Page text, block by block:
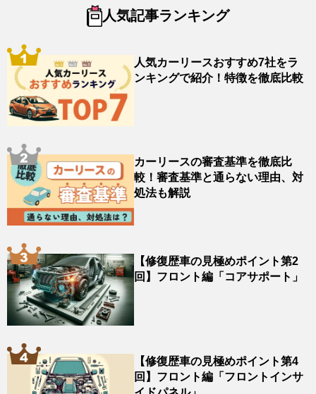
人気記事ランキング
人気カーリースおすすめ7社をラ
ンキングで紹介！特徴を徹底比較
カーリースの審査基準を徹底比
較！審査基準と通らない理由、対
処法も解説
【修復歴車の見極めポイント第2
回】フロント編「コアサポート」
【修復歴車の見極めポイント第4
回】フロント編「フロントインサ